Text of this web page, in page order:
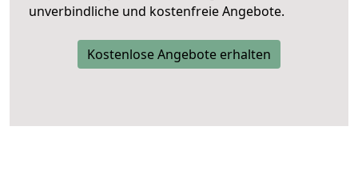
unverbindliche und kostenfreie Angebote.
Kostenlose Angebote erhalten